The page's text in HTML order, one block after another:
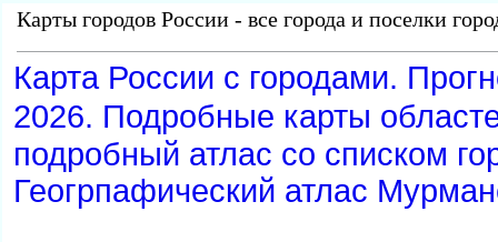
Карты городов России - все города и поселки
Карта России с городами.
2026. Подробные карты
подробный атлас со списком
Геогрпафический атлас